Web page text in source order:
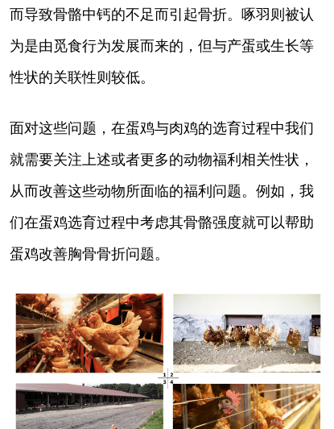
而导致骨骼中钙的不足而引起骨折。啄羽则被认
为是由觅食行为发展而来的，但与产蛋或生长等
性状的关联性则较低。
面对这些问题，在蛋鸡与肉鸡的选育过程中我们
就需要关注上述或者更多的动物福利相关性状，
从而改善这些动物所面临的福利问题。例如，我
们在蛋鸡选育过程中考虑其骨骼强度就可以帮助
蛋鸡改善胸骨骨折问题。